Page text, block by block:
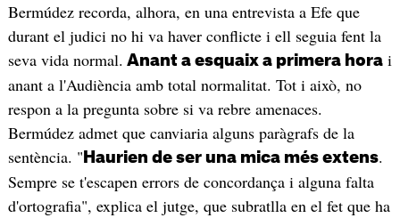
Bermúdez recorda, alhora, en una entrevista a Efe que
durant el judici no hi va haver conflicte i ell seguia fent la
seva vida normal. Anant a esquaix a primera horai
anant a l'Audiència amb total normalitat. Tot i això, no
respon a la pregunta sobre si va rebre amenaces.
Bermúdez admet que canviaria alguns paràgrafs de la
sentència. " Haurien de ser una mica més extens.
Sempre se t'escapen errors de concordança i alguna falta
d'ortografia", explica el jutge, que subratlla en el fet que ha